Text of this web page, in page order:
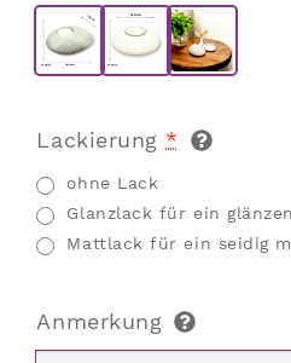
Lackierung *
ohne Lack
Glanzlack für ein
Mattlack für ein seidig
Anmerkung